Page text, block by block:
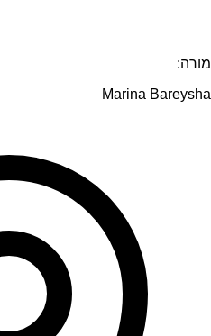
מורה:
Marina Bareysha